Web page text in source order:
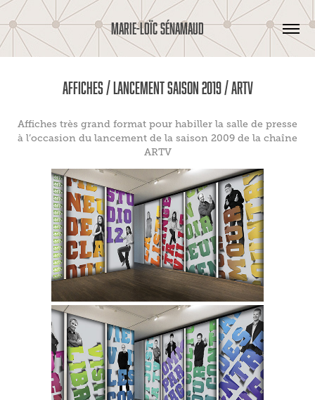
MARIE-LOÏC SÉNAMAUD
Affiches / Lancement saison 2019 / ARTV
Affiches très grand format pour habiller la salle de presse
à l’occasion du lancement de la saison 2009 de la chaîne
ARTV